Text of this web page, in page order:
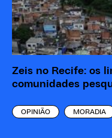
Zeis no Recife: os
comunidades
OPINIÃO MORADIA